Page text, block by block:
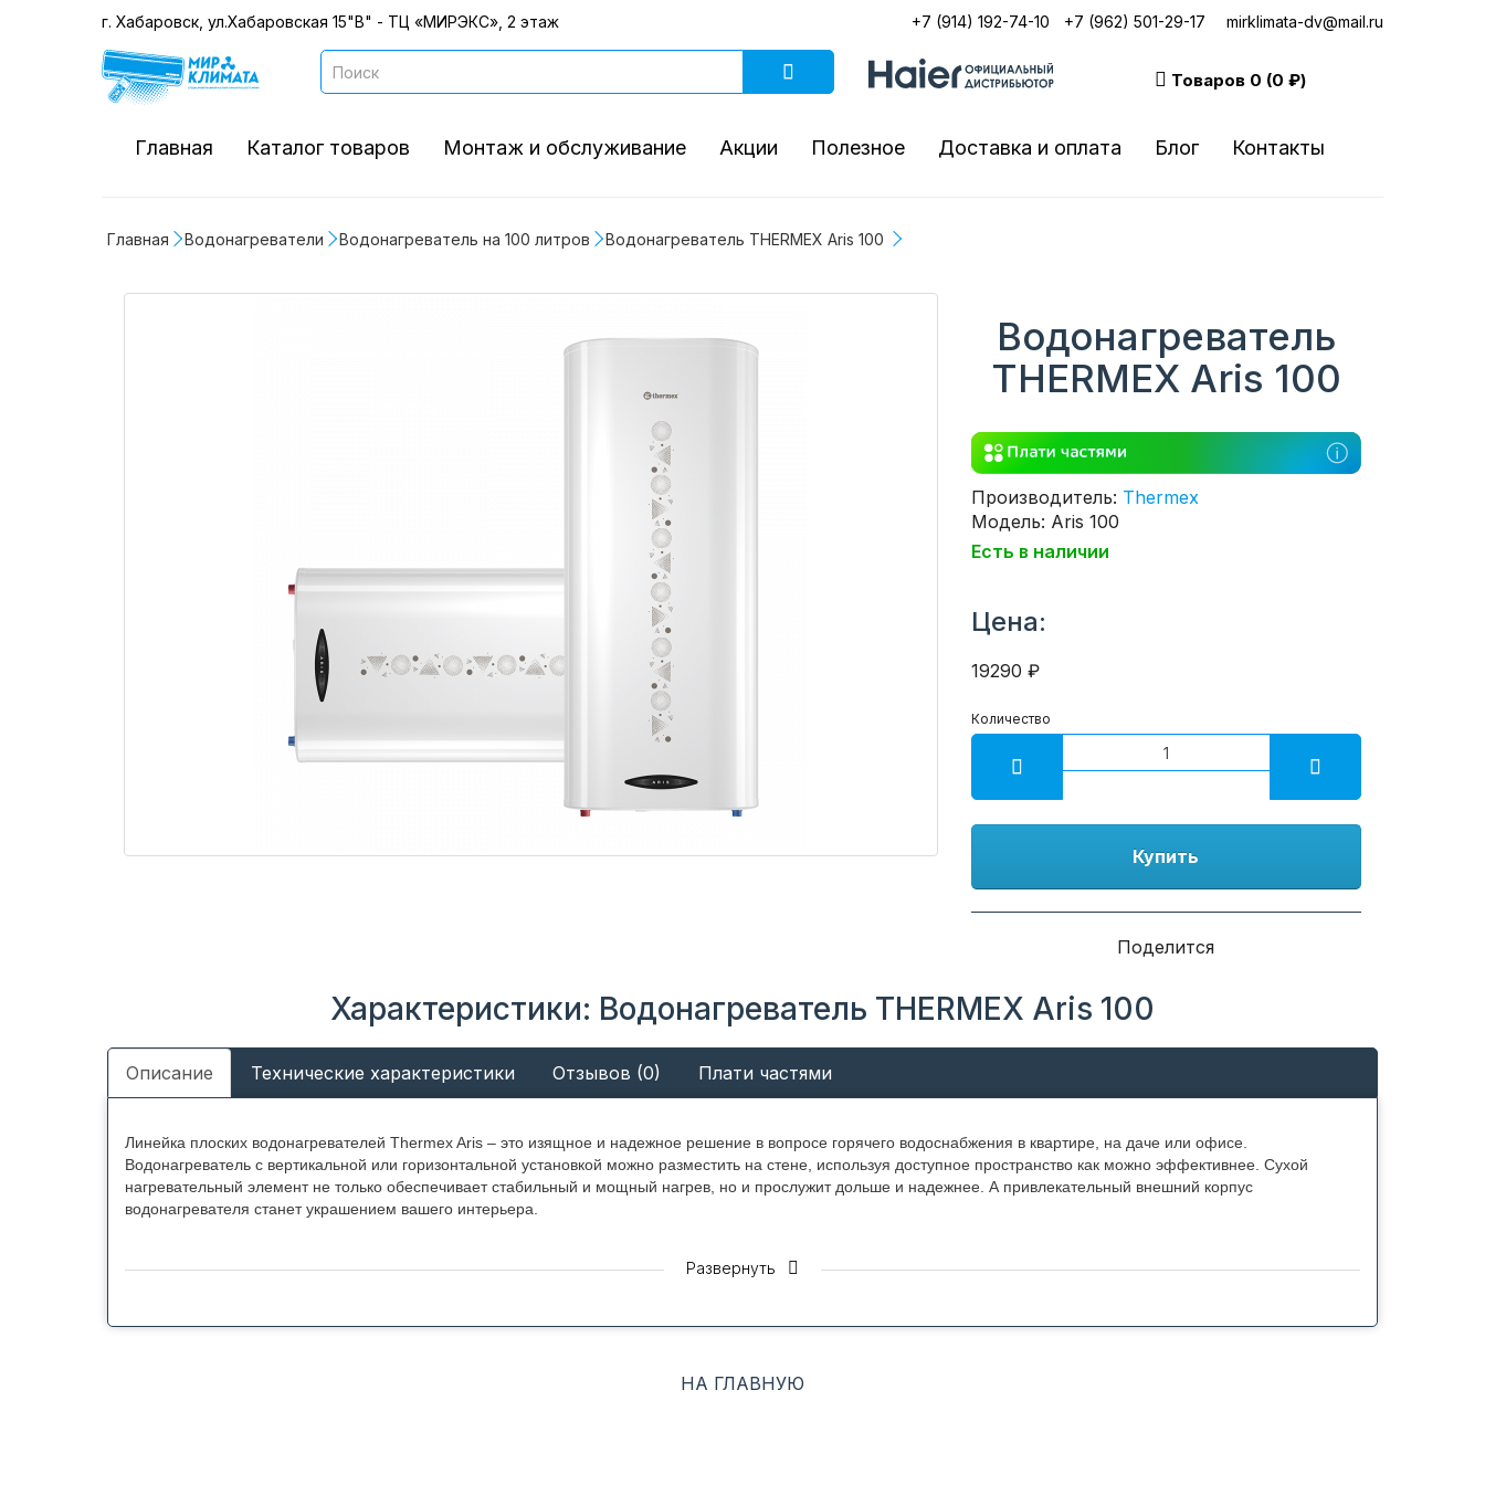
г. Хабаровск, ул.Хабаровская 15"В" - ТЦ «МИРЭКС», 2 этаж +7 (914) 192-74-10 +7 (962) 501-29-17 mirklimata-dv@mail.ru
Товаров 0 (0 ₽)
Главная Каталог товаров Монтаж и обслуживание Акции Полезное Доставка и оплата Блог Контакты
Главная Водонагреватели Водонагреватель на 100 литров Водонагреватель THERMEX Aris 100
Водонагреватель
THERMEX Aris 100
Производитель: Thermex
Модель: Aris 100
Есть в наличии
Цена:
19290 ₽
Количество
Купить
Поделится
Характеристики: Водонагреватель THERMEX Aris 100
Описание Технические характеристики Отзывов (0) Плати частями
Линейка плоских водонагревателей Thermex Aris – это изящное и надежное решение в вопросе горячего водоснабжения в квартире, на даче или офисе.
Водонагреватель с вертикальной или горизонтальной установкой можно разместить на стене, используя доступное пространство как можно эффективнее. Сухой
нагревательный элемент не только обеспечивает стабильный и мощный нагрев, но и прослужит дольше и надежнее. А привлекательный внешний корпус
водонагревателя станет украшением вашего интерьера.
максимально плоским и одновременно вместительным, поскольку полезный объем не теряется. Глубина корпуса в серии Aris составляет от 25 до 29 мм. Такой
водонагреватель проще разместить в помещении, а также можно спрятать в нишу. Помимо узкого корпуса, водонагреватели этой серии можно повесить на стену
Развернуть
НА ГЛАВНУЮ